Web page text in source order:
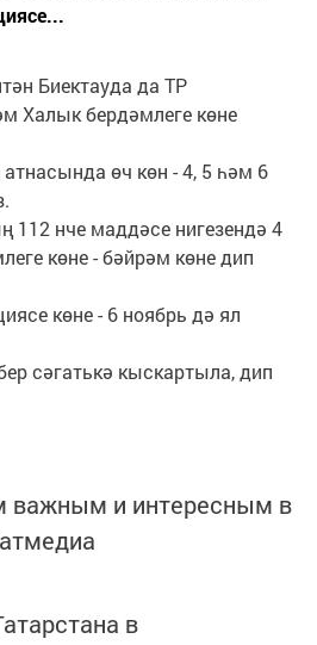
Биектауда да ТР
Халык бердәмлеге көне
өч көн - 4, 5 һәм 6
112 нче маддәсе нигезендә 4
көне - бәйрәм көне дип
көне - 6 ноябрь дә ял
сәгатькә кыскартыла, дип
важным и интересным в
в